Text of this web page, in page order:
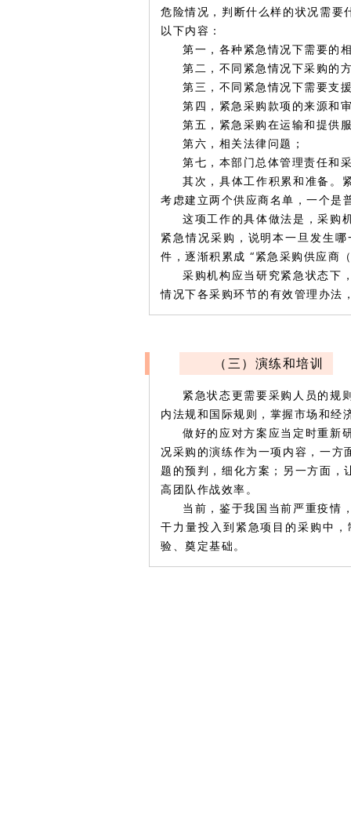
危险情况，判断什么样的状况需要
以下内容：
第一，各种紧急情况下需要的
第二，不同紧急情况下采购的
第三，不同紧急情况下需要支
第四，紧急采购款项的来源和
第五，紧急采购在运输和提供
第六，相关法律问题；
第七，本部门总体管理责任和
其次，具体工作积累和准备。
考虑建立两个供应商名单，一个是
这项工作的具体做法是，采购
紧急情况采购，说明本一旦发生
件，逐渐积累成 “紧急采购供应商
采购机构应当研究紧急状态下
情况下各采购环节的有效管理办法
（三）演练和培训
紧急状态更需要采购人员的规
内法规和国际规则，掌握市场和经
做好的应对方案应当定时重新
况采购的演练作为一项内容，一方
题的预判，细化方案；另一方面，
高团队作战效率。
当前，鉴于我国当前严重疫情
干力量投入到紧急项目的采购中
验、奠定基础。